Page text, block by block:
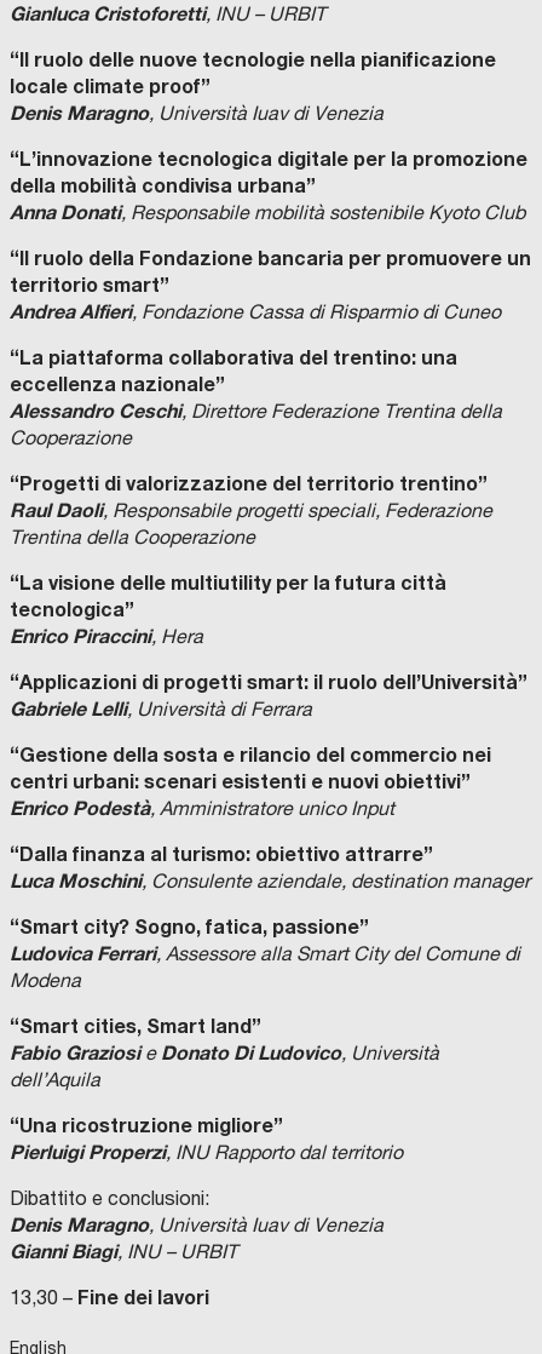
Gianluca Cristoforetti, INU – URBIT
“Il ruolo delle nuove tecnologie nella pianificazione
locale climate proof”
Denis Maragno, Università Iuav di Venezia
“L’innovazione tecnologica digitale per la promozione
della mobilità condivisa urbana”
Anna Donati, Responsabile mobilità sostenibile Kyoto Club
“Il ruolo della Fondazione bancaria per promuovere un
territorio smart”
Andrea Alfieri, Fondazione Cassa di Risparmio di Cuneo
“La piattaforma collaborativa del trentino: una
eccellenza nazionale”
Alessandro Ceschi, Direttore Federazione Trentina della
Cooperazione
“Progetti di valorizzazione del territorio trentino”
Raul Daoli, Responsabile progetti speciali, Federazione
Trentina della Cooperazione
“La visione delle multiutility per la futura città
tecnologica”
Enrico Piraccini, Hera
“Applicazioni di progetti smart: il ruolo dell’Università”
Gabriele Lelli, Università di Ferrara
“Gestione della sosta e rilancio del commercio nei
centri urbani: scenari esistenti e nuovi obiettivi”
Enrico Podestà, Amministratore unico Input
“Dalla finanza al turismo: obiettivo attrarre”
Luca Moschini, Consulente aziendale, destination manager
“Smart city? Sogno, fatica, passione”
Ludovica Ferrari, Assessore alla Smart City del Comune di
Modena
“Smart cities, Smart land”
Fabio GraziosieDonato Di Ludovico, Università
dell’Aquila
“Una ricostruzione migliore”
Pierluigi Properzi, INU Rapporto dal territorio
Dibattito e conclusioni:
Denis Maragno, Università Iuav di Venezia
Gianni Biagi, INU – URBIT
13,30 – Fine dei lavori
English